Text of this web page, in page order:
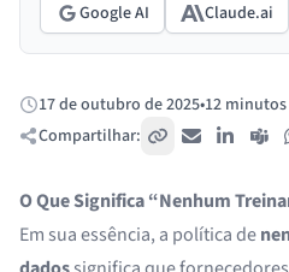
Google AI
Claude.ai
Publicado:
17 de outubro de 2025•12
Compartilhar:
Copiar link
E-mail
O Que Significa “Nenhum
Em sua essência, a política de